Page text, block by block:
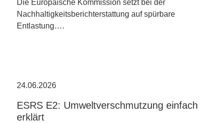
Die Europäische Kommission setzt bei der
Nachhaltigkeitsberichterstattung auf spürbare
Entlastung….
24.06.2026
ESRS E2: Umweltverschmutzung einfach
erklärt